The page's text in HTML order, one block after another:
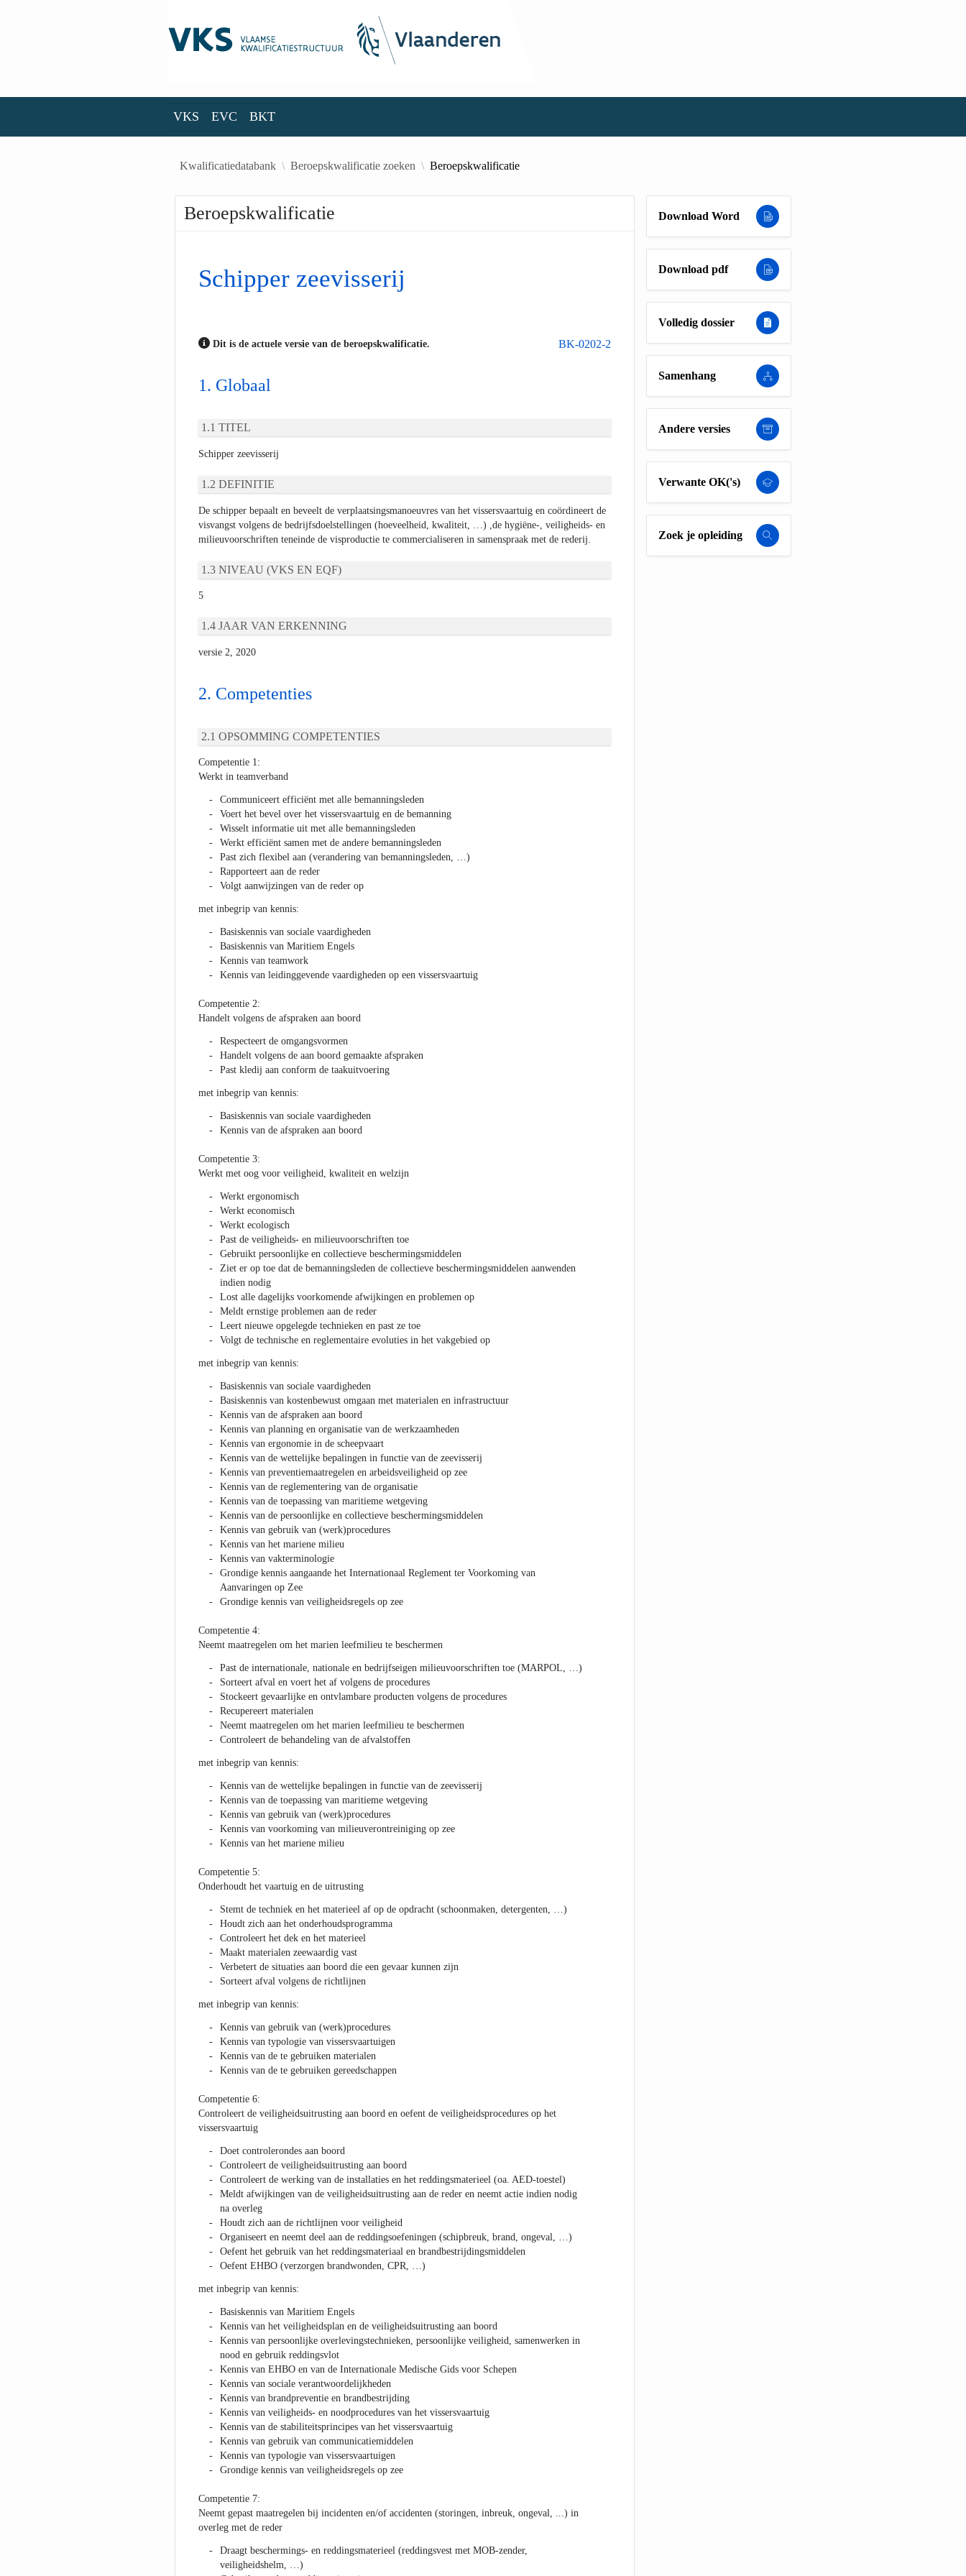
VKS EVC BKT
Kwalificatiedatabank Beroepskwalificatie zoeken Beroepskwalificatie
Beroepskwalificatie
Schipper zeevisserij
BK-0202-2
Dit is de actuele versie van de beroepskwalificatie.
Globaal
TITEL
Schipper zeevisserij
DEFINITIE
De schipper bepaalt en beveelt de verplaatsingsmanoeuvres van het vissersvaartuig en coördineert de
visvangst volgens de bedrijfsdoelstellingen (hoeveelheid, kwaliteit, …) ,de hygiëne-, veiligheids- en
milieuvoorschriften teneinde de visproductie te commercialiseren in samenspraak met de rederij.
NIVEAU (VKS EN EQF)
5
JAAR VAN ERKENNING
versie 2, 2020
Competenties
OPSOMMING COMPETENTIES
Competentie 1:
Werkt in teamverband
Communiceert efficiënt met alle bemanningsleden
Voert het bevel over het vissersvaartuig en de bemanning
Wisselt informatie uit met alle bemanningsleden
Werkt efficiënt samen met de andere bemanningsleden
Past zich flexibel aan (verandering van bemanningsleden, …)
Rapporteert aan de reder
Volgt aanwijzingen van de reder op
met inbegrip van kennis:
Basiskennis van sociale vaardigheden
Basiskennis van Maritiem Engels
Kennis van teamwork
Kennis van leidinggevende vaardigheden op een vissersvaartuig
Competentie 2:
Handelt volgens de afspraken aan boord
Respecteert de omgangsvormen
Handelt volgens de aan boord gemaakte afspraken
Past kledij aan conform de taakuitvoering
met inbegrip van kennis:
Basiskennis van sociale vaardigheden
Kennis van de afspraken aan boord
Competentie 3:
Werkt met oog voor veiligheid, kwaliteit en welzijn
Werkt ergonomisch
Werkt economisch
Werkt ecologisch
Past de veiligheids- en milieuvoorschriften toe
Gebruikt persoonlijke en collectieve beschermingsmiddelen
Ziet er op toe dat de bemanningsleden de collectieve beschermingsmiddelen aanwenden
indien nodig
Lost alle dagelijks voorkomende afwijkingen en problemen op
Meldt ernstige problemen aan de reder
Leert nieuwe opgelegde technieken en past ze toe
Volgt de technische en reglementaire evoluties in het vakgebied op
met inbegrip van kennis:
Basiskennis van sociale vaardigheden
Basiskennis van kostenbewust omgaan met materialen en infrastructuur
Kennis van de afspraken aan boord
Kennis van planning en organisatie van de werkzaamheden
Kennis van ergonomie in de scheepvaart
Kennis van de wettelijke bepalingen in functie van de zeevisserij
Kennis van preventiemaatregelen en arbeidsveiligheid op zee
Kennis van de reglementering van de organisatie
Kennis van de toepassing van maritieme wetgeving
Kennis van de persoonlijke en collectieve beschermingsmiddelen
Kennis van gebruik van (werk)procedures
Kennis van het mariene milieu
Kennis van vakterminologie
Grondige kennis aangaande het Internationaal Reglement ter Voorkoming van
Aanvaringen op Zee
Grondige kennis van veiligheidsregels op zee
Competentie 4:
Neemt maatregelen om het marien leefmilieu te beschermen
Past de internationale, nationale en bedrijfseigen milieuvoorschriften toe (MARPOL, …)
Sorteert afval en voert het af volgens de procedures
Stockeert gevaarlijke en ontvlambare producten volgens de procedures
Recupereert materialen
Neemt maatregelen om het marien leefmilieu te beschermen
Controleert de behandeling van de afvalstoffen
met inbegrip van kennis:
Kennis van de wettelijke bepalingen in functie van de zeevisserij
Kennis van de toepassing van maritieme wetgeving
Kennis van gebruik van (werk)procedures
Kennis van voorkoming van milieuverontreiniging op zee
Kennis van het mariene milieu
Competentie 5:
Onderhoudt het vaartuig en de uitrusting
Stemt de techniek en het materieel af op de opdracht (schoonmaken, detergenten, …)
Houdt zich aan het onderhoudsprogramma
Controleert het dek en het materieel
Maakt materialen zeewaardig vast
Verbetert de situaties aan boord die een gevaar kunnen zijn
Sorteert afval volgens de richtlijnen
met inbegrip van kennis:
Kennis van gebruik van (werk)procedures
Kennis van typologie van vissersvaartuigen
Kennis van de te gebruiken materialen
Kennis van de te gebruiken gereedschappen
Competentie 6:
Controleert de veiligheidsuitrusting aan boord en oefent de veiligheidsprocedures op het
vissersvaartuig
Doet controlerondes aan boord
Controleert de veiligheidsuitrusting aan boord
Controleert de werking van de installaties en het reddingsmaterieel (oa. AED-toestel)
Meldt afwijkingen van de veiligheidsuitrusting aan de reder en neemt actie indien nodig
na overleg
Houdt zich aan de richtlijnen voor veiligheid
Organiseert en neemt deel aan de reddingsoefeningen (schipbreuk, brand, ongeval, …)
Oefent het gebruik van het reddingsmateriaal en brandbestrijdingsmiddelen
Oefent EHBO (verzorgen brandwonden, CPR, …)
met inbegrip van kennis:
Basiskennis van Maritiem Engels
Kennis van het veiligheidsplan en de veiligheidsuitrusting aan boord
Kennis van persoonlijke overlevingstechnieken, persoonlijke veiligheid, samenwerken in
nood en gebruik reddingsvlot
Kennis van EHBO en van de Internationale Medische Gids voor Schepen
Kennis van sociale verantwoordelijkheden
Kennis van brandpreventie en brandbestrijding
Kennis van veiligheids- en noodprocedures van het vissersvaartuig
Kennis van de stabiliteitsprincipes van het vissersvaartuig
Kennis van gebruik van communicatiemiddelen
Kennis van typologie van vissersvaartuigen
Grondige kennis van veiligheidsregels op zee
Competentie 7:
Neemt gepast maatregelen bij incidenten en/of accidenten (storingen, inbreuk, ongeval, ...) in
overleg met de reder
Draagt beschermings- en reddingsmaterieel (reddingsvest met MOB-zender,
veiligheidshelm, …)
Download Word
Download pdf
Volledig dossier
Samenhang
Andere versies
Verwante OK('s)
Zoek je opleiding